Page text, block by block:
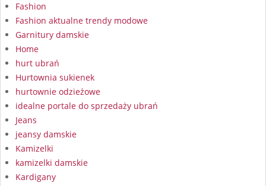
Fashion
Fashion aktualne trendy modowe
Garnitury damskie
Home
hurt ubrań
Hurtownia sukienek
hurtownie odzieżowe
idealne portale do sprzedaży ubrań
Jeans
jeansy damskie
Kamizelki
kamizelki damskie
Kardigany